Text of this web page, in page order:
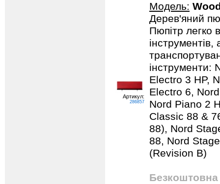
Артикул:
286857
Модель:
Дерев'яний
Пюпітр легко
інструменти:
Electro 3 HP,
Electro 6,
Nord Piano 2
Classic 88 &
88), Nord
88, Nord
(Revision B)
Безкоштовна